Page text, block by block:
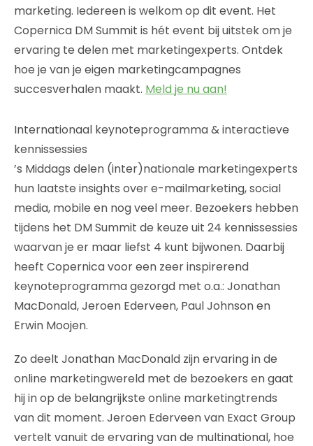
marketing. Iedereen is welkom op dit event. Het
Copernica DM Summit is hét event bij uitstek om je
ervaring te delen met marketingexperts. Ontdek
hoe je van je eigen marketingcampagnes
succesverhalen maakt. Meld je nu aan!
Internationaal keynoteprogramma & interactieve
kennissessies
’s Middags delen (inter)nationale marketingexperts
hun laatste insights over e-mailmarketing, social
media, mobile en nog veel meer. Bezoekers hebben
tijdens het DM Summit de keuze uit 24 kennissessies
waarvan je er maar liefst 4 kunt bijwonen. Daarbij
heeft Copernica voor een zeer inspirerend
keynoteprogramma gezorgd met o.a.: Jonathan
MacDonald, Jeroen Ederveen, Paul Johnson en
Erwin Moojen.
Zo deelt Jonathan MacDonald zijn ervaring in de
online marketingwereld met de bezoekers en gaat
hij in op de belangrijkste online marketingtrends
van dit moment. Jeroen Ederveen van Exact Group
vertelt vanuit de ervaring van de multinational, hoe